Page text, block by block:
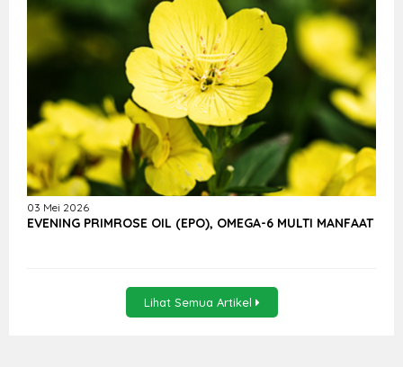
03 Mei 2026
EVENING PRIMROSE OIL (EPO), OMEGA-6 MULTI MANFAAT
Lihat Semua Artikel